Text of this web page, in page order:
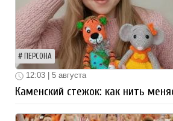
ПЕРСОНА
12:03 | 5 августа
Каменский стежок: как нить